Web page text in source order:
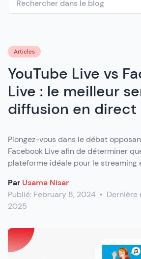
Articles
YouTube Live vs
Live : le meilleur
diffusion en direct
Plongez-vous dans le débat
Facebook Live afin de déterminer
plateforme idéale pour le streaming
Par Usama Nisar
Publié: February 8, 2024 • Dernière
2025